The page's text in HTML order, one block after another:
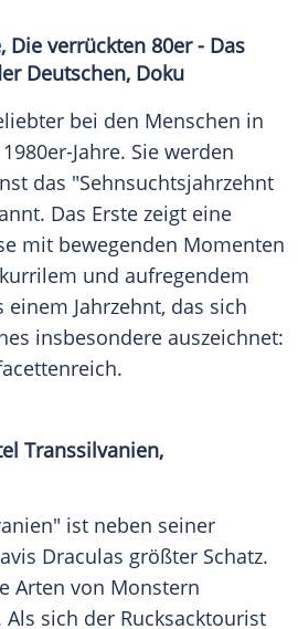
Die verrückten 80er - Das
Deutschen, Doku
bei den Menschen in
Jahre. Sie werden
das "Sehnsuchtsjahrzehnt
Das Erste zeigt eine
mit bewegenden Momenten
und aufregendem
Jahrzehnt, das sich
insbesondere auszeichnet:
Transsilvanien,
" ist neben seiner
Draculas größter Schatz.
Arten von Monstern
sich der Rucksacktourist